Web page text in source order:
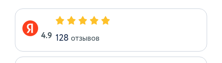
4.9 128 отзывов